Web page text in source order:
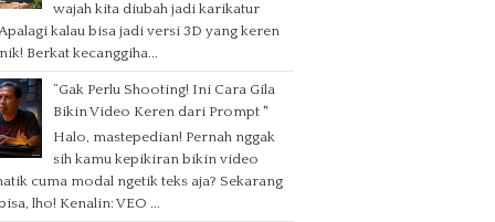
wajah kita diubah jadi karikatur
kalau bisa jadi versi 3D yang keren
Berkat kecanggiha...
“Gak Perlu Shooting! Ini Cara Gila
Bikin Video Keren dari Prompt "
Halo, mastepedian! Pernah nggak
sih kamu kepikiran bikin video
cuma modal ngetik teks aja? Sekarang
lho! Kenalin: VEO ...